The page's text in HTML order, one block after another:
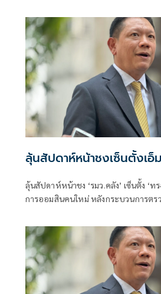
ลุ้นสัปดาห์หน้าชงเซ็นตั้งเ
ลุ้นสัปดาห์หน้าชง ‘รมว.คลัง’ เซ็นตั้ง ‘ท
การออมสินคนใหม่ หลังกระบวนการต